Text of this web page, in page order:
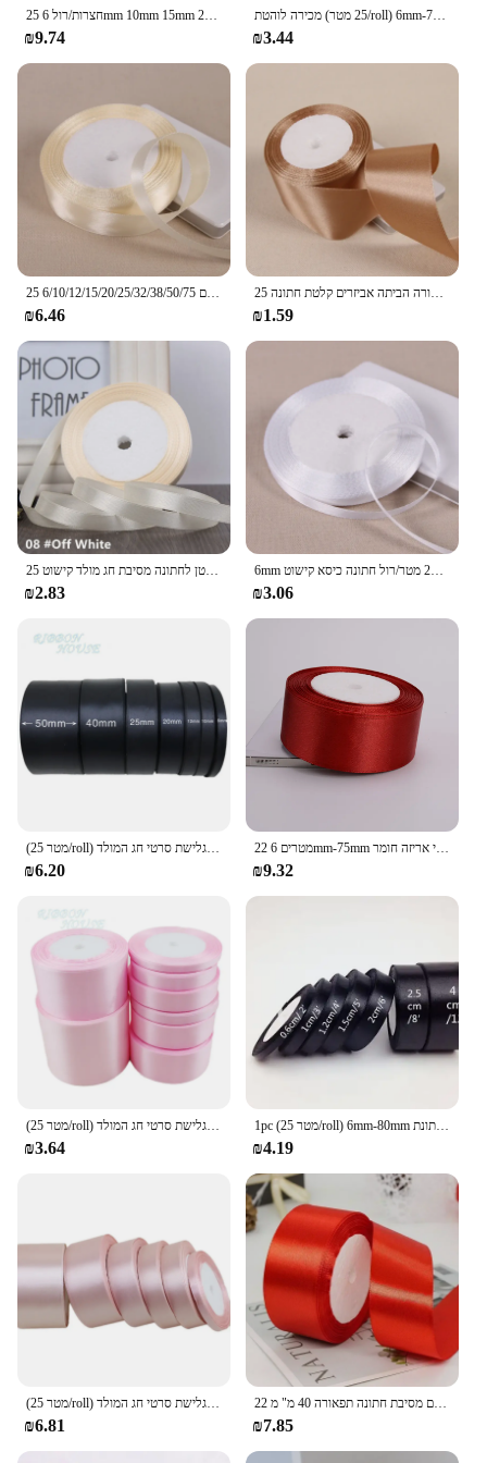
25 חצרות/רול 6mm 10mm 15mm 20mm 25mm 40mm 50mm משי סאטן סרטי אריזת מתנת חג המולד המפלגה קישוט בד אמנות
₪9.74
מכירה לוהטת (25 מטר/roll) 6mm-75mm לבן משי סאטן סרטי חתונה דקורטיבי גלישת מתנת סרט DIY בעבודת יד חומרים 9 גודל
₪3.44
25 מטרים 6/10/12/15/20/25/32/38/50/75mm בז 'צבע פוליאסטר סאטן סרט לחתונה מסיבת קישוט & DIY סרט מתנת גלישה
₪6.46
25 יארד/רול 50 מ מ "מ סרטים עבור רכיכות קשת מלודי סאטין פוליאסטר סרטים לחג המולד תפאורה הביתה אביזרים קלטת חתונה
₪1.59
₪2.83
6mm משי סאטן סרטי 22 מטר/רול חתונה כיסא קישוט DIY מלאכות אספקה לבן אדום ירוק כחול ורוד סגול אפור סרטים
₪3.06
₪6.20
22 מטרים 6mm-75mm יין אדום סאטן סרטי אריזה חומר DIY Bow קרפט דקור מסיבת חתונת קישוט סרט מתנת גלישה
₪9.32
₪3.64
1pc (25 מטר/roll) 6mm-80mm שחור יחיד פנים סאטן רצועת כלים מסיבת חתונת DIY קישוט מתנת גלישת סרטי חג המולד
₪4.19
₪6.81
22 מטר/רול 4 ס "מ סרט סאטן מתנה עטיפה קשתות ביצוע פרחים זרי פרחים זרי תפירה פרויקטים מסיבת חתונה תפאורה 40 מ" מ
₪7.85